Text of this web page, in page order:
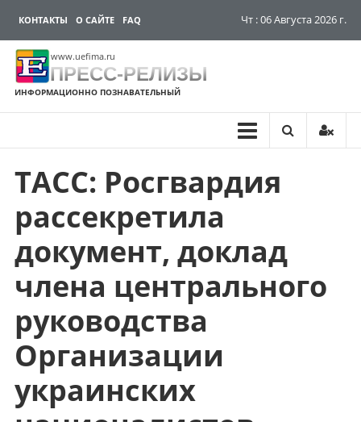
КОНТАКТЫ О САЙТЕ FAQ Чт : 06 Августа 2026 г.
www.uefima.ru
ПРЕСС-РЕЛИЗЫ
ИНФОРМАЦИОННО ПОЗНАВАТЕЛЬНЫЙ
Перейти
содержимому
ТАСС: Росгвардия
рассекретила
документ, доклад
члена центрального
руководства
Организации
украинских